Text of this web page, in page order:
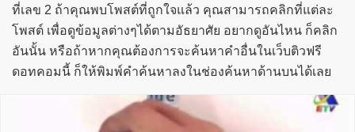
ที่เลข 2 ถ้าคุณพบโพสต์ที่ถูกใจแล้ว คุณสามารถคลิกที่แต่ละ
โพสต์ เพื่อดูข้อมูลต่างๆได้ตามอัธยาศัย อยากดูอันไหน ก็คลิก
อันนั้น หรือถ้าหากคุณต้องการจะค้นหาคำอื่นในเว็บติวฟรี
ดอทคอมนี้ ก็ให้พิมพ์คำค้นหาลงในช่องค้นหาด้านบนได้เลย